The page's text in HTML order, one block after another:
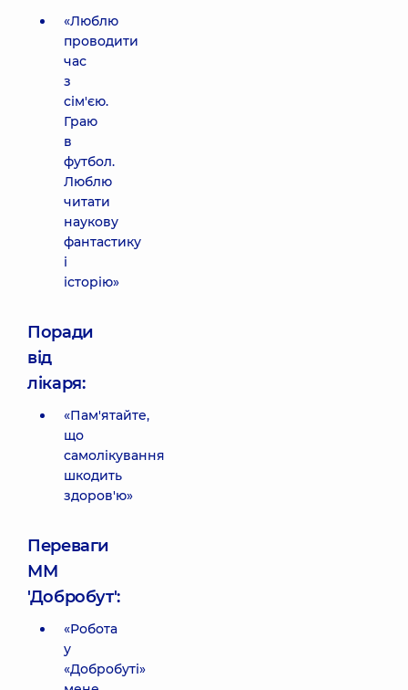
«Люблю
проводити
час
з
сім'єю.
Граю
в
футбол.
Люблю
читати
наукову
фантастику
і
історію»
Поради
від
лікаря:
«Пам'ятайте,
що
самолікування
шкодить
здоров'ю»
Переваги
ММ
'Добробут':
«Робота
у
«Добробуті»